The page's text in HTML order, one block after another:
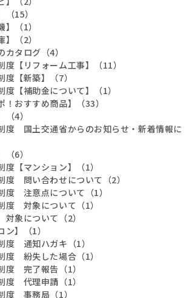
15）
（1）
（2）
タログ（4）
【リフォーム工事】（11）
【新築】（7）
【補助金について】（1）
おすすめ商品】（33）
4）
度 国土交通省からのお知らせ・新着情報に
6）
【マンション】（1）
度 問い合わせについて（2）
度 注意点について（1）
度 対象について（1）
象について（2）
】（1）
度 通知ハガキ（1）
度 紛失した場合（1）
度 完了報告（1）
度 代理申請（1）
度 事務局（1）